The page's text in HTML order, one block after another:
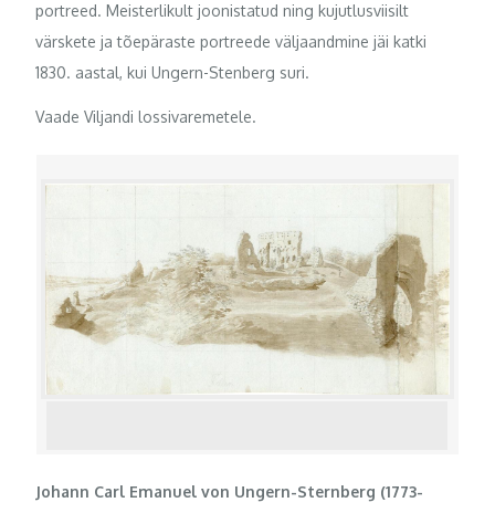
portreed. Meisterlikult joonistatud ning kujutlusviisilt
värskete ja tõepäraste portreede väljaandmine jäi katki
1830. aastal, kui Ungern-Stenberg suri.
Vaade Viljandi lossivaremetele.
Johann Carl Emanuel von Ungern-Sternberg (1773-